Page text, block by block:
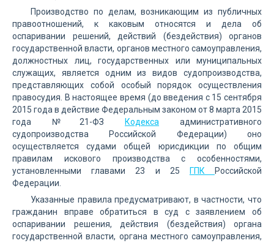
Производство по делам, возникающим из публичных
правоотношений, к каковым относятся и дела об
оспаривании решений, действий (бездействия) органов
государственной власти, органов местного самоуправления,
должностных лиц, государственных или муниципальных
служащих, является одним из видов судопроизводства,
представляющих собой особый порядок осуществления
правосудия. В настоящее время (до введения с 15 сентября
2015 года в действие Федеральным законом от 8 марта 2015
года №21-ФЗ
Кодекса административного
судопроизводства Российской Федерации) оно
осуществляется судами общей юрисдикции по общим
правилам искового производства с особенностями,
установленными главами 23 и 25
ГПК
Российской
Федерации.
Указанные правила предусматривают, в частности, что
гражданин вправе обратиться в суд с заявлением об
оспаривании решения, действия (бездействия) органа
государственной власти, органа местного самоуправления,